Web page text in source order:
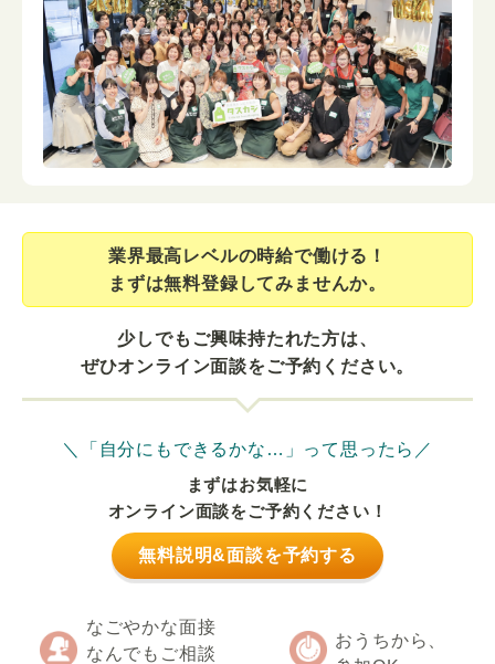
業界最⾼レベルの時給で働ける！
まずは無料登録してみませんか。
少しでもご興味持たれた方は、
ぜひオンライン面談をご予約ください。
＼「自分にもできるかな…」って思ったら／
まずはお気軽に
オンライン面談をご予約ください！
無料説明&面談を予約する
なごやかな面接
なんでもご相談
おうちから、